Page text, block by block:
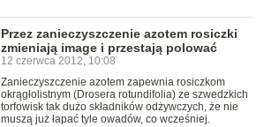
Przez zanieczyszczenie azotem rosiczki
zmieniają image i przestają polować
12 czerwca 2012, 10:08
Zanieczyszczenie azotem zapewnia rosiczkom
okrągłolistnym (Drosera rotundifolia) ze szwedzkich
torfowisk tak dużo składników odżywczych, że nie
muszą już łapać tyle owadów, co wcześniej.